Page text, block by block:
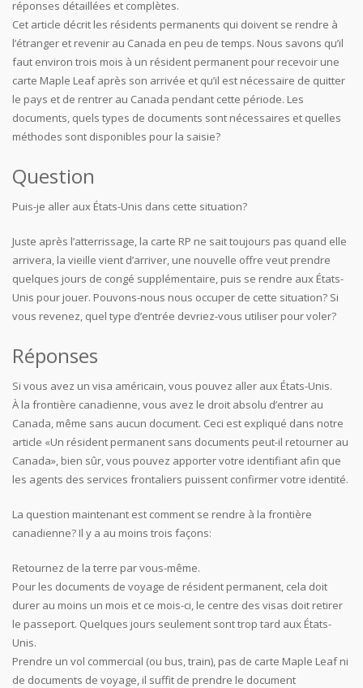
réponses détaillées et complètes.
Cet article décrit les résidents permanents qui doivent se rendre à
l’étranger et revenir au Canada en peu de temps. Nous savons qu’il
faut environ trois mois à un résident permanent pour recevoir une
carte Maple Leaf après son arrivée et qu’il est nécessaire de quitter
le pays et de rentrer au Canada pendant cette période. Les
documents, quels types de documents sont nécessaires et quelles
méthodes sont disponibles pour la saisie?
Question
Puis-je aller aux États-Unis dans cette situation?
Juste après l’atterrissage, la carte RP ne sait toujours pas quand elle
arrivera, la vieille vient d’arriver, une nouvelle offre veut prendre
quelques jours de congé supplémentaire, puis se rendre aux États-
Unis pour jouer. Pouvons-nous nous occuper de cette situation? Si
vous revenez, quel type d’entrée devriez-vous utiliser pour voler?
Réponses
Si vous avez un visa américain, vous pouvez aller aux États-Unis.
À la frontière canadienne, vous avez le droit absolu d’entrer au
Canada, même sans aucun document. Ceci est expliqué dans notre
article «Un résident permanent sans documents peut-il retourner au
Canada», bien sûr, vous pouvez apporter votre identifiant afin que
les agents des services frontaliers puissent confirmer votre identité.
La question maintenant est comment se rendre à la frontière
canadienne? Il y a au moins trois façons:
Retournez de la terre par vous-même.
Pour les documents de voyage de résident permanent, cela doit
durer au moins un mois et ce mois-ci, le centre des visas doit retirer
le passeport. Quelques jours seulement sont trop tard aux États-
Unis.
Prendre un vol commercial (ou bus, train), pas de carte Maple Leaf ni
de documents de voyage, il suffit de prendre le document